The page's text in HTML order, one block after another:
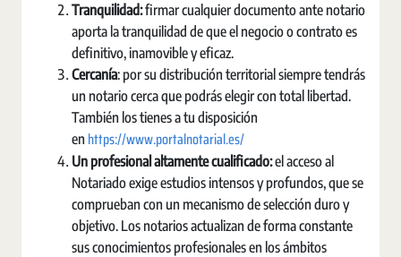
Tranquilidad:firmar cualquier documento ante notario
aporta la tranquilidad de que el negocio o contrato es
definitivo, inamovible y eficaz.
Cercanía: por su distribución territorial siempre tendrás
un notario cerca que podrás elegir con total libertad.
También los tienes a tu disposición
en https://www.portalnotarial.es/
Un profesional altamente cualificado:el acceso al
Notariado exige estudios intensos y profundos, que se
comprueban con un mecanismo de selección duro y
objetivo. Los notarios actualizan de forma constante
sus conocimientos profesionales en los ámbitos